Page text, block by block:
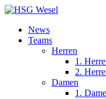
News
Teams
Herren
1.
2.
Damen
1.